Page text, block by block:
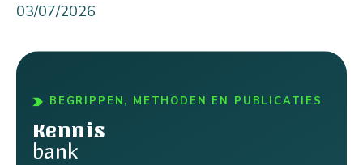
03/07/2026
BEGRIPPEN, METHODEN EN PUBLICATIES
Kennis
bank